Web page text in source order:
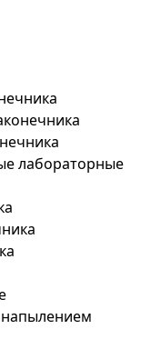
лабораторные